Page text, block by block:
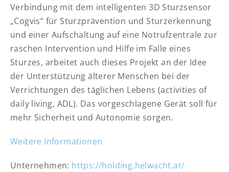
Verbindung mit dem intelligenten 3D Sturzsensor
„Cogvis“ für Sturzprävention und Sturzerkennung
und einer Aufschaltung auf eine Notrufzentrale zur
raschen Intervention und Hilfe im Falle eines
Sturzes, arbeitet auch dieses Projekt an der Idee
der Unterstützung älterer Menschen bei der
Verrichtungen des täglichen Lebens (activities of
daily living, ADL). Das vorgeschlagene Gerät soll für
mehr Sicherheit und Autonomie sorgen.
Weitere Informationen
Unternehmen: https://holding.helwacht.at/